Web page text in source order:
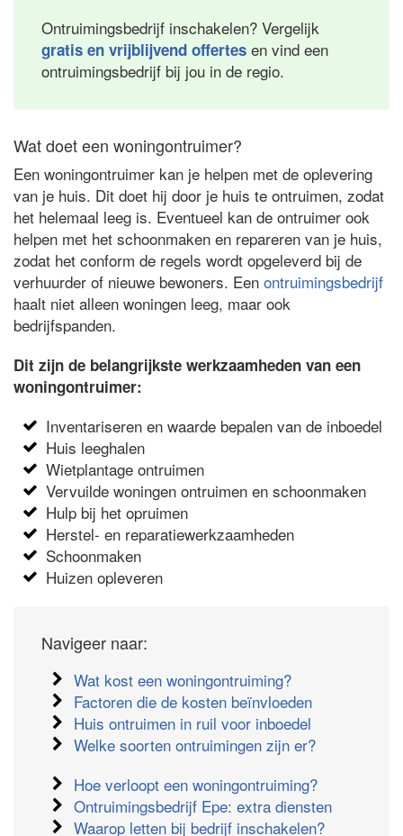
Ontruimingsbedrijf inschakelen? Vergelijk
gratis en vrijblijvend offertes en vind een
ontruimingsbedrijf bij jou in de regio.
Wat doet een woningontruimer?
Een woningontruimer kan je helpen met de oplevering
van je huis. Dit doet hij door je huis te ontruimen, zodat
het helemaal leeg is. Eventueel kan de ontruimer ook
helpen met het schoonmaken en repareren van je huis,
zodat het conform de regels wordt opgeleverd bij de
verhuurder of nieuwe bewoners. Een ontruimingsbedrijf
haalt niet alleen woningen leeg, maar ook
bedrijfspanden.
Dit zijn de belangrijkste werkzaamheden van een
woningontruimer:
Inventariseren en waarde bepalen van de inboedel
Huis leeghalen
Wietplantage ontruimen
Vervuilde woningen ontruimen en schoonmaken
Hulp bij het opruimen
Herstel- en reparatiewerkzaamheden
Schoonmaken
Huizen opleveren
Navigeer naar:
Wat kost een woningontruiming?
Factoren die de kosten beïnvloeden
Huis ontruimen in ruil voor inboedel
Welke soorten ontruimingen zijn er?
Hoe verloopt een woningontruiming?
Ontruimingsbedrijf Epe: extra diensten
Waarop letten bij bedrijf inschakelen?